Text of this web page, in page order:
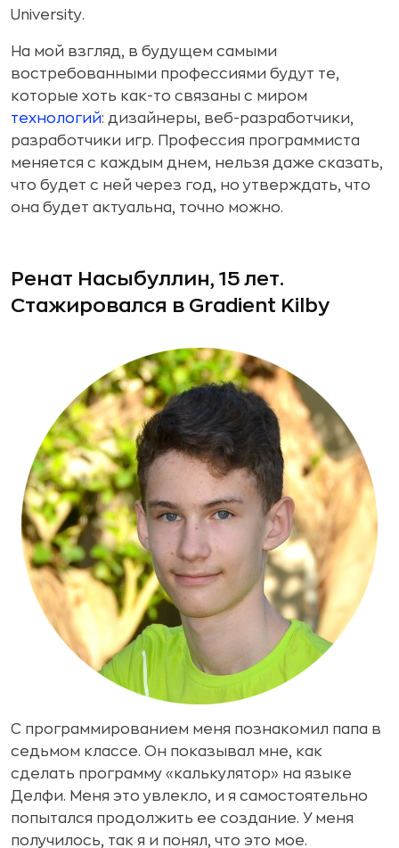
University.
На мой взгляд, в будущем самыми
востребованными профессиями будут те,
которые хоть как-то связаны с миром
технологий: дизайнеры, веб-разработчики,
разработчики игр. Профессия программиста
меняется с каждым днем, нельзя даже сказать,
что будет с ней через год, но утверждать, что
она будет актуальна, точно можно.
Ренат Насыбуллин, 15 лет.
Стажировался в Gradient Kilby
С программированием меня познакомил папа в
седьмом классе. Он показывал мне, как
сделать программу «калькулятор» на языке
Делфи. Меня это увлекло, и я самостоятельно
попытался продолжить ее создание. У меня
получилось, так я и понял, что это мое.